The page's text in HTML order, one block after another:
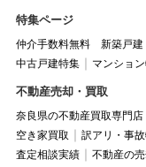
特集ページ
仲介手数料無料 新築戸建
中古戸建特集
マンショ
不動産売却・買取
奈良県の不動産買取専門店
空き家買取
訳アリ・事
査定相談実績
不動産の